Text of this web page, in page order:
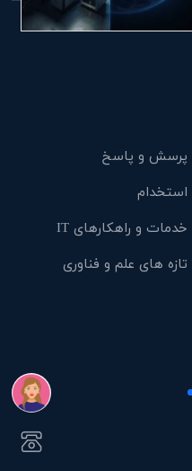
پرسش و پاسخ
استخدام
خدمات و راهکارهای IT
تازه های علم و فناوری